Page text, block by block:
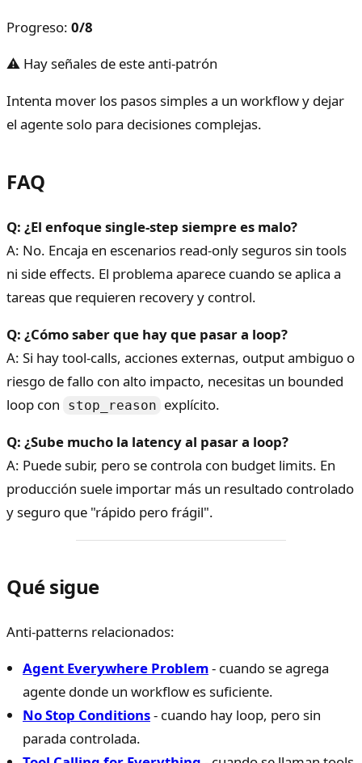
Progreso: 0/8
⚠ Hay señales de este anti-patrón
Intenta mover los pasos simples a un workflow y dejar
el agente solo para decisiones complejas.
FAQ
Q: ¿El enfoque single-step siempre es malo?
A: No. Encaja en escenarios read-only seguros sin tools
ni side effects. El problema aparece cuando se aplica a
tareas que requieren recovery y control.
Q: ¿Cómo saber que hay que pasar a loop?
A: Si hay tool-calls, acciones externas, output ambiguo o
riesgo de fallo con alto impacto, necesitas un bounded
loop con
stop_reason explícito.
Q: ¿Sube mucho la latency al pasar a loop?
A: Puede subir, pero se controla con budget limits. En
producción suele importar más un resultado controlado
y seguro que "rápido pero frágil".
Qué sigue
Anti-patterns relacionados:
Agent Everywhere Problem- cuando se agrega
agente donde un workflow es suficiente.
No Stop Conditions- cuando hay loop, pero sin
parada controlada.